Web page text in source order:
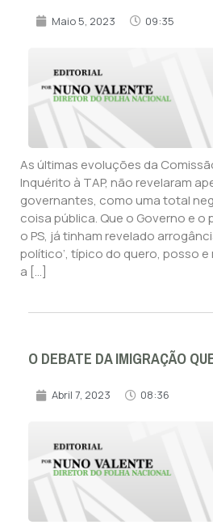
Maio 5, 2023 09:35
As últimas evoluções da
Inquérito à TAP, não revelaram
governantes, como uma total
coisa pública. Que o Governo e
o PS, já tinham revelado
político’, típico do quero, posso
a […]
O DEBATE DA IMIGRAÇÃO
Abril 7, 2023 08:36